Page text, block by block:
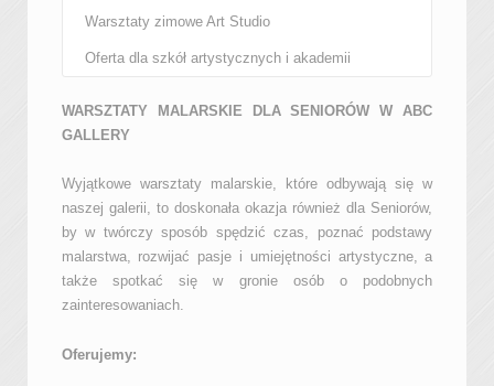
Warsztaty zimowe Art Studio
Oferta dla szkół artystycznych i akademii
WARSZTATY MALARSKIE DLA SENIORÓW W ABC
GALLERY
Wyjątkowe warsztaty malarskie, które odbywają się w
naszej galerii, to doskonała okazja również dla Seniorów,
by w twórczy sposób spędzić czas, poznać podstawy
malarstwa, rozwijać pasje i umiejętności artystyczne, a
także spotkać się w gronie osób o podobnych
zainteresowaniach.
Oferujemy: